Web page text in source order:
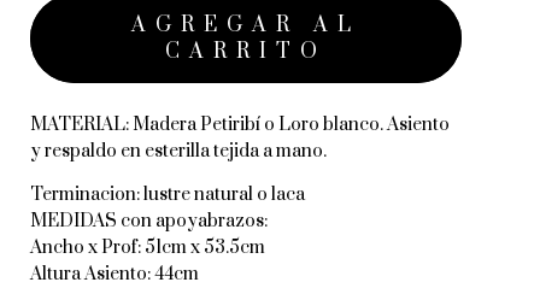
MATERIAL: Madera Petiribí o Loro blanco. Asiento
y respaldo en esterilla tejida a mano.
Terminacion: lustre natural o laca
MEDIDAS con apoyabrazos:
Ancho x Prof: 51cm x 53.5cm
Altura Asiento: 44cm